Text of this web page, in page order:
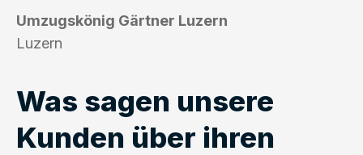
Umzugskönig Gärtner Luzern
Luzern
Was sagen unsere
Kunden über ihren